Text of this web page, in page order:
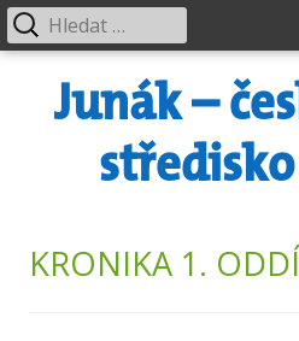
Junák –
Primary
Menu
Vyhledávání
KRONIKA 1.